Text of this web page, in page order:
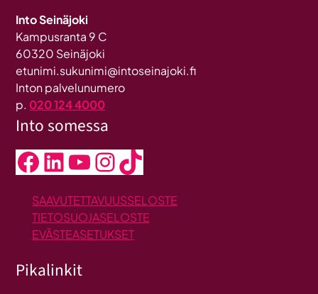
Into Seinäjoki
Kampusranta 9 C
60320 Seinäjoki
etunimi.sukunimi@intoseinajoki.fi
Inton palvelunumero
p. 020 124 4000
Into somessa
Facebook LinkedIn YouTube InstagramTikTok
SAAVUTETTAVUUSSELOSTE
TIETOSUOJASELOSTE
EVÄSTEASETUKSET
Pikalinkit